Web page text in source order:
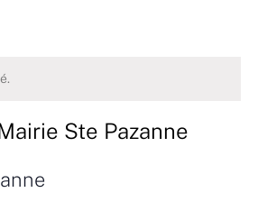
Ste Pazanne